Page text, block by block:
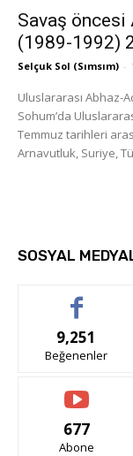
Savaş
(1989-1992)
Selçuk Sol (Sımsım) -
Uluslararası Abhaz-Adığe
Sohum’da
Temmuz tarihleri
Arnavutluk, Suriye,
SOSYAL
9,251
Beğenenler
677
Abone